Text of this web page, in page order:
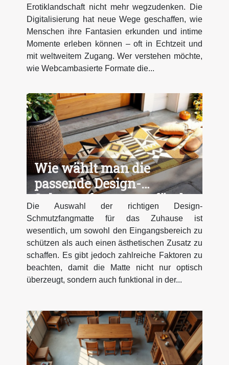
Erotiklandschaft nicht mehr wegzudenken. Die
Digitalisierung hat neue Wege geschaffen, wie
Menschen ihre Fantasien erkunden und intime
Momente erleben können – oft in Echtzeit und
mit weltweitem Zugang. Wer verstehen möchte,
wie Webcambasierte Formate die...
Wie wählt man die
passende Design-
Schmutzfangmatte für das
Zuhause?
Die Auswahl der richtigen Design-
Schmutzfangmatte für das Zuhause ist
wesentlich, um sowohl den Eingangsbereich zu
schützen als auch einen ästhetischen Zusatz zu
schaffen. Es gibt jedoch zahlreiche Faktoren zu
beachten, damit die Matte nicht nur optisch
überzeugt, sondern auch funktional in der...